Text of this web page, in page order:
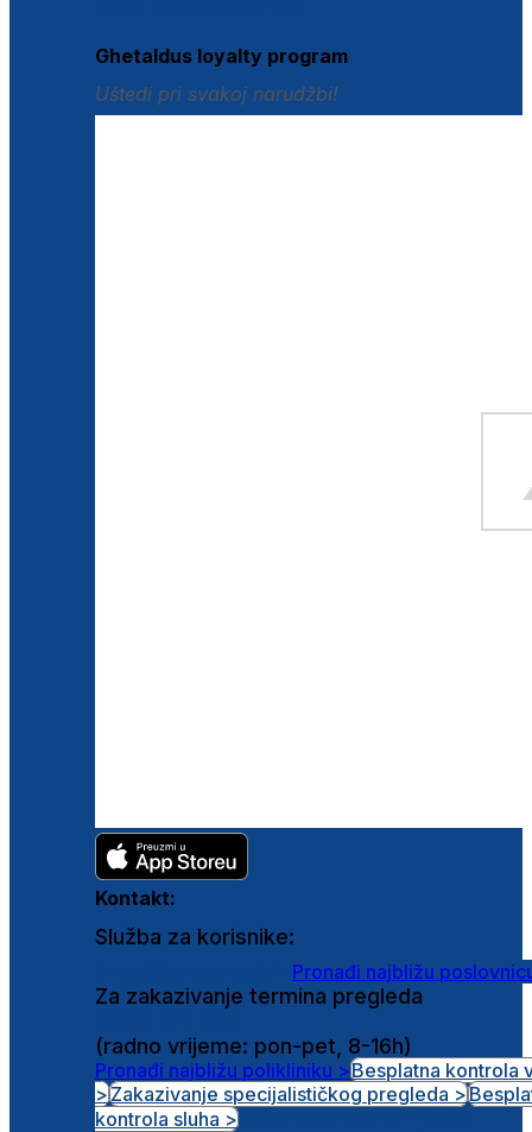
Ghetaldus loyalty program
Uštedi pri svakoj narudžbi!
Kontakt:
Služba za korisnike:
Pronađi najbližu
Za zakazivanje termina pregleda
(radno vrijeme: pon-pet, 8-16h)
Pronađi najbližu polikliniku >Besplatna kontrola
>Zakazivanje specijalističkog pregleda >
kontrola sluha >